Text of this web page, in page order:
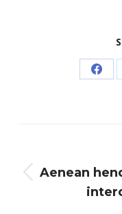
navigation
Aenean